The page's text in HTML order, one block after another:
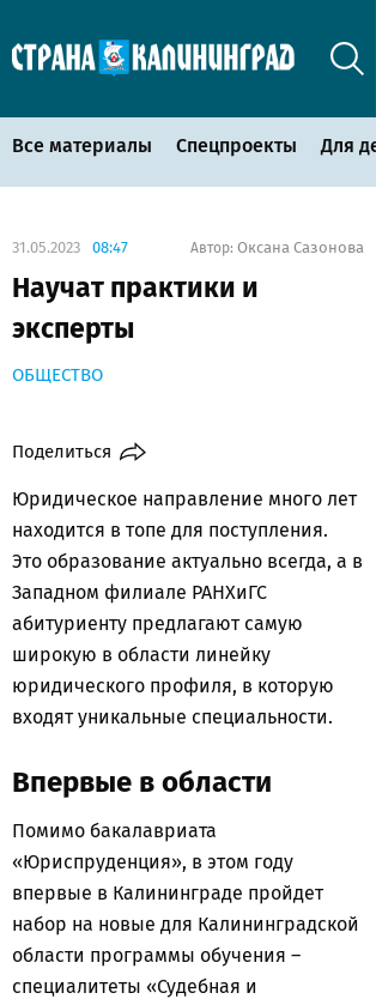
Все материалы Спецпроекты Для
31.05.2023 08:47 Автор: Оксана Сазонова
Научат практики и
эксперты
ОБЩЕСТВО
Поделиться
Юридическое направление много лет
находится в топе для поступления.
Это образование актуально всегда, а в
Западном филиале РАНХиГС
абитуриенту предлагают самую
широкую в области линейку
юридического профиля, в которую
входят уникальные специальности.
Впервые в области
Помимо бакалавриата
«Юриспруденция», в этом году
впервые в Калининграде пройдет
набор на новые для Калининградской
области программы обучения –
специалитеты «Судебная и